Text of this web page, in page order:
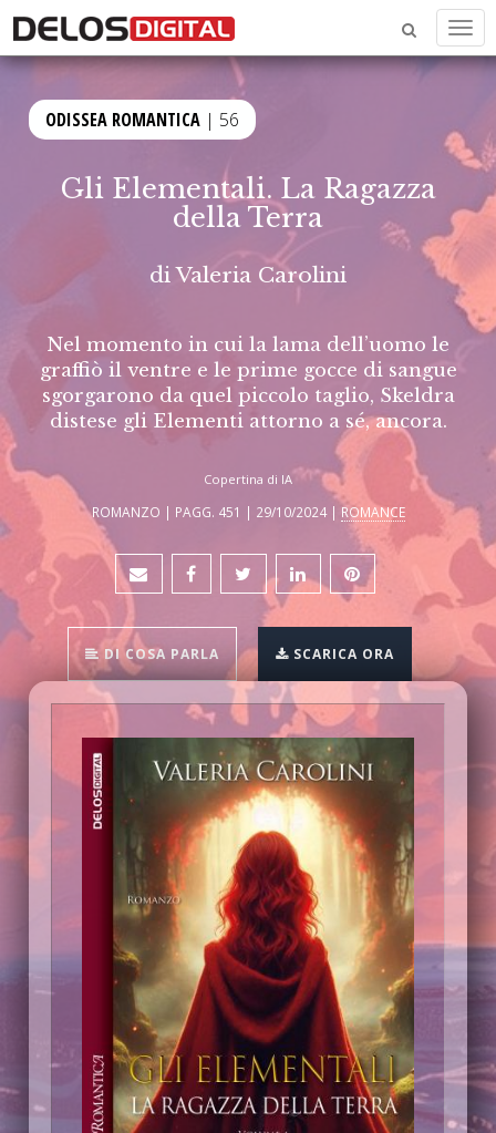
ODISSEA ROMANTICA | 56
Gli Elementali. La Ragazza
della Terra
diValeria Carolini
Nel momento in cui la lama dell’uomo le
graffiò il ventre e le prime gocce di sangue
sgorgarono da quel piccolo taglio, Skeldra
distese gli Elementi attorno a sé, ancora.
Copertina di IA
ROMANZO | PAGG. 451 | 29/10/2024 | ROMANCE
DI COSA PARLA SCARICA ORA